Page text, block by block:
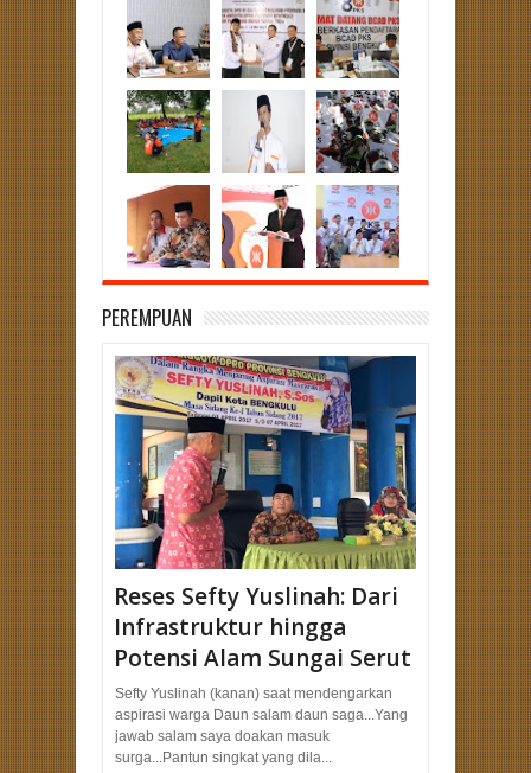
PEREMPUAN
Reses Sefty Yuslinah: Dari
Infrastruktur hingga
Potensi Alam Sungai Serut
Sefty Yuslinah (kanan) saat mendengarkan
aspirasi warga Daun salam daun saga...Yang
jawab salam saya doakan masuk
surga...Pantun singkat yang dila...